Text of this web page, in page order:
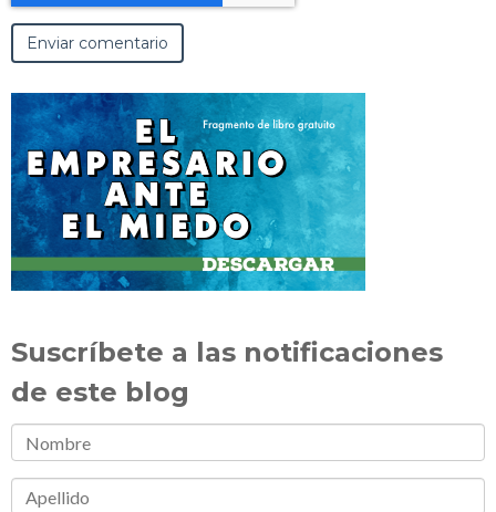
Suscríbete a las notificaciones
de este blog